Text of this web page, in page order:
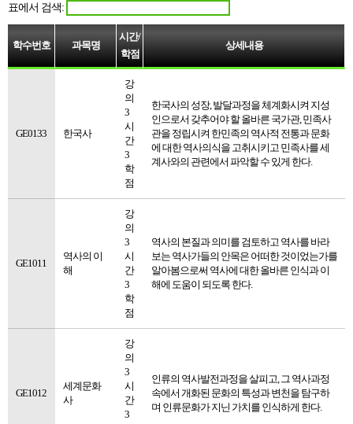
표에서 검색:
학수번호 과목명
시간/
학점
상세내용
GE0133 한국사
강
의
3
시
간
3
학
점
한국사의 성장, 발달과정을 체계화시켜 지성
인으로서 갖추어야 할 올바른 국가관, 민족사
관을 정립시켜 한민족의 역사적 전통과 문화
에 대한 역사의식을 고취시키고 민족사를 세
계사와의 관련에서 파악할 수 있게 한다.
GE1011
역사의 이
해
강
의
3
시
간
3
학
점
역사의 본질과 의미를 검토하고 역사를 바라
보는 역사가들의 안목은 어떠한 것이었는가를
알아봄으로써 역사에 대한 올바른 인식과 이
해에 도움이 되도록 한다.
GE1012
세계문화
사
강
의
3
시
간
3
인류의 역사발전과정을 살피고, 그 역사과정
속에서 개화된 문화의 특성과 변천을 탐구하
며 인류문화가 지닌 가치를 인식하게 한다.